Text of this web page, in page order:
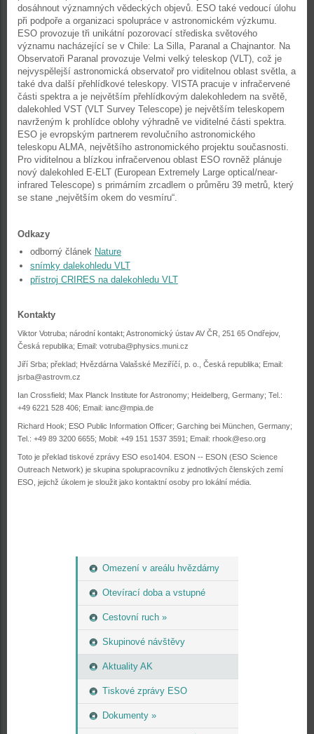
Omezení v areálu hvězdárny
Otevírací doba a vstupné
Cestovní ruch »
Skupinové návštěvy
Aktuality AK
Tiskové zprávy ESO
Dokumenty »
dosáhnout významných vědeckých objevů. ESO také vedoucí úlohu
při podpoře a organizaci spolupráce v astronomickém výzkumu.
ESO provozuje tři unikátní pozorovací střediska světového
významu nacházející se v Chile: La Silla, Paranal a Chajnantor. Na
Observatoři Paranal provozuje Velmi velký teleskop (VLT), což je
nejvyspělejší astronomická observatoř pro viditelnou oblast světla, a
také dva další přehlídkové teleskopy. VISTA pracuje v infračervené
části spektra a je největším přehlídkovým dalekohledem na světě,
dalekohled VST (VLT Survey Telescope) je největším teleskopem
navrženým k prohlídce oblohy výhradně ve viditelné části spektra.
ESO je evropským partnerem revolučního astronomického
teleskopu ALMA, největšího astronomického projektu současnosti.
Pro viditelnou a blízkou infračervenou oblast ESO rovněž plánuje
nový dalekohled E-ELT (European Extremely Large optical/near-
infrared Telescope) s primárním zrcadlem o průměru 39 metrů, který
se stane „největším okem do vesmíru“.
Odkazy
odborný článek Nature
snímky dalekohledu VLT
přístroj CRIRES na dalekohledu VLT
Kontakty
Viktor Votruba; národní kontakt; Astronomický ústav AV ČR, 251 65 Ondřejov,
Česká republika; Email: votruba@physics.muni.cz
Jiří Srba; překlad; Hvězdárna Valašské Meziříčí, p. o., Česká republika; Email:
jsrba@astrovm.cz
Ian Crossfield; Max Planck Institute for Astronomy; Heidelberg, Germany; Tel.:
+49 6221 528 406; Email: ianc@mpia.de
Richard Hook; ESO Public Information Officer; Garching bei München, Germany;
Tel.: +49 89 3200 6655; Mobil: +49 151 1537 3591; Email: rhook@eso.org
Toto je překlad tiskové zprávy ESO eso1404. ESON -- ESON (ESO Science
Outreach Network) je skupina spolupracovníku z jednotlivých členských zemí
ESO, jejichž úkolem je sloužit jako kontaktní osoby pro lokální média.